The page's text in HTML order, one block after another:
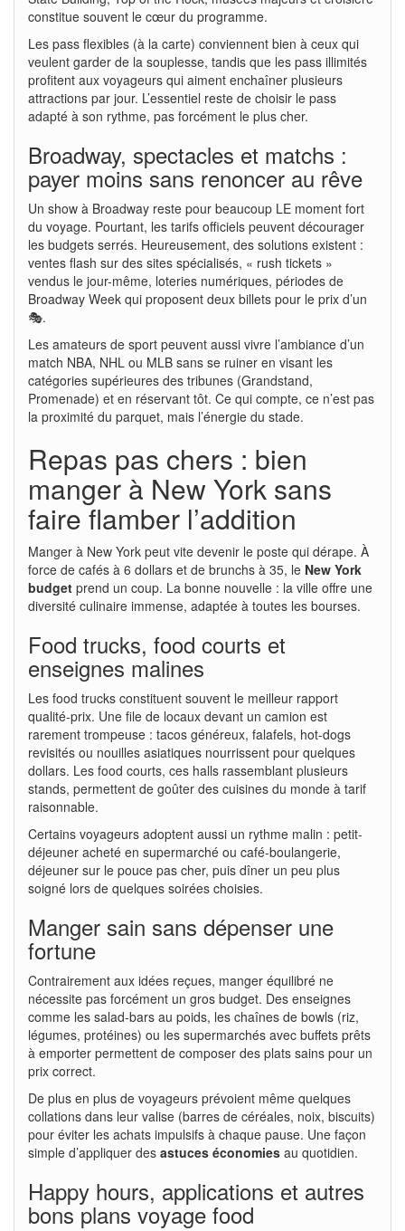
constitue souvent le cœur du programme.
Les pass flexibles (à la carte) conviennent bien à ceux qui
veulent garder de la souplesse, tandis que les pass illimités
profitent aux voyageurs qui aiment enchaîner plusieurs
attractions par jour. L’essentiel reste de choisir le pass
adapté à son rythme, pas forcément le plus cher.
Broadway, spectacles et matchs :
payer moins sans renoncer au rêve
Un show à Broadway reste pour beaucoup LE moment fort
du voyage. Pourtant, les tarifs officiels peuvent décourager
les budgets serrés. Heureusement, des solutions existent :
ventes flash sur des sites spécialisés, « rush tickets »
vendus le jour-même, loteries numériques, périodes de
Broadway Week qui proposent deux billets pour le prix d’un
🎭.
Les amateurs de sport peuvent aussi vivre l’ambiance d’un
match NBA, NHL ou MLB sans se ruiner en visant les
catégories supérieures des tribunes (Grandstand,
Promenade) et en réservant tôt. Ce qui compte, ce n’est pas
la proximité du parquet, mais l’énergie du stade.
Repas pas chers : bien
manger à New York sans
faire flamber l’addition
Manger à New York peut vite devenir le poste qui dérape. À
force de cafés à 6 dollars et de brunchs à 35, le New York
budget prend un coup. La bonne nouvelle : la ville offre une
diversité culinaire immense, adaptée à toutes les bourses.
Food trucks, food courts et
enseignes malines
Les food trucks constituent souvent le meilleur rapport
qualité-prix. Une file de locaux devant un camion est
rarement trompeuse : tacos généreux, falafels, hot-dogs
revisités ou nouilles asiatiques nourrissent pour quelques
dollars. Les food courts, ces halls rassemblant plusieurs
stands, permettent de goûter des cuisines du monde à tarif
raisonnable.
Certains voyageurs adoptent aussi un rythme malin : petit-
déjeuner acheté en supermarché ou café-boulangerie,
déjeuner sur le pouce pas cher, puis dîner un peu plus
soigné lors de quelques soirées choisies.
Manger sain sans dépenser une
fortune
Contrairement aux idées reçues, manger équilibré ne
nécessite pas forcément un gros budget. Des enseignes
comme les salad-bars au poids, les chaînes de bowls (riz,
légumes, protéines) ou les supermarchés avec buffets prêts
à emporter permettent de composer des plats sains pour un
prix correct.
De plus en plus de voyageurs prévoient même quelques
collations dans leur valise (barres de céréales, noix, biscuits)
pour éviter les achats impulsifs à chaque pause. Une façon
simple d’appliquer des astuces économies au quotidien.
Happy hours, applications et autres
bons plans voyage food